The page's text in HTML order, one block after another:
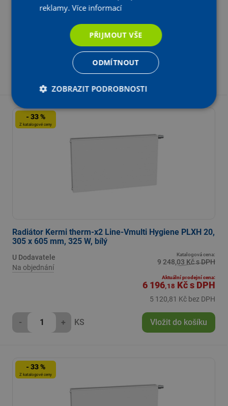
U Dodavatele
6 004
4 962,02 Kč bez DPH
KS Vložit do košíku
- 33 %
Z katalogové ceny
Radiátor Kermi therm-x2 Line-Vmulti Hygiene PLXH 20,
305 x 605 mm, 325 W, bílý
U Dodavatele
Na objednání
Katalogová cena:
9 248,03 Kč s DPH
Aktuální prodejní cena:
6 196,18 Kčs DPH
5 120,81 Kč bez DPH
- + KS Vložit do košíku
- 33 %
Z katalogové ceny
reklamy.Více informací
PŘIJMOUT VŠE
ODMÍTNOUT
ZOBRAZIT PODROBNOSTI